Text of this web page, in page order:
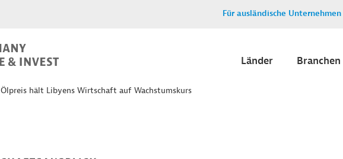
Für ausländische Unternehmen
Länder Branchen
Ölpreis hält Libyens Wirtschaft auf Wachstumskurs